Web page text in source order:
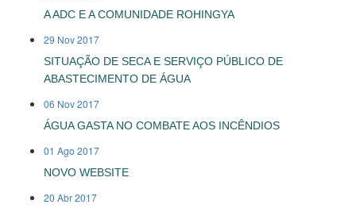
A ADC E A COMUNIDADE ROHINGYA
29 Nov 2017
SITUAÇÃO DE SECA E SERVIÇO PÚBLICO DE
ABASTECIMENTO DE ÁGUA
06 Nov 2017
ÁGUA GASTA NO COMBATE AOS INCÊNDIOS
01 Ago 2017
NOVO WEBSITE
20 Abr 2017